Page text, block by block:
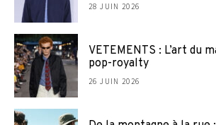
28 JUIN 2026
VETEMENTS : L’art du
pop-royalty
26 JUIN 2026